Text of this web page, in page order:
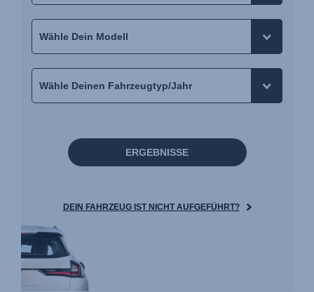
ERGEBNISSE
DEIN FAHRZEUG IST NICHT AUFGEFÜHRT?